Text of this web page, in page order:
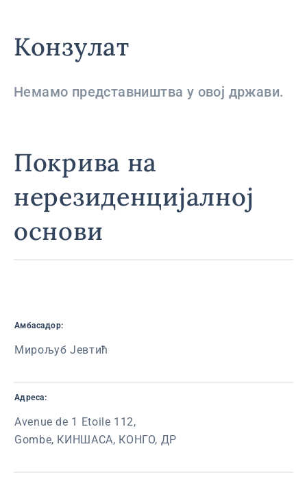
Конзулат
Немамо представништва у овој држави.
Покрива на
нерезиденцијалној
основи
Амбасадор:
Мирољуб Јевтић
Адреса:
Avenue de 1 Etoile 112,
Gombe, КИНШАСА, КОНГО, ДР